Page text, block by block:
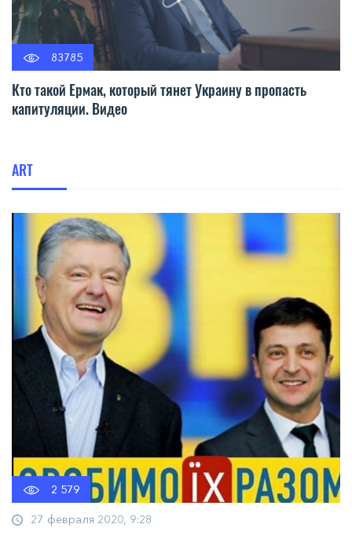
83785
Кто такой Ермак, который тянет Украину в пропасть
капитуляции. Видео
ART
2 579
27 февраля 2020, 9:28